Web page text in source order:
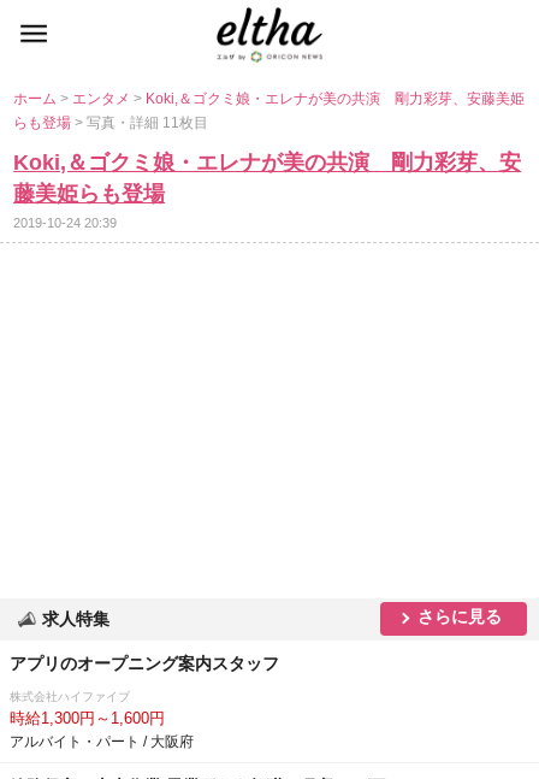
ホーム> エンタメ> Koki,＆ゴクミ娘・エレナが美の共演 剛力彩芽、安藤美姫
らも登場> 写真・詳細 11枚目
Koki,＆ゴクミ娘・エレナが美の共演 剛力彩芽、安
藤美姫らも登場
2019-10-24 20:39
求人特集 さらに見る
アプリのオープニング案内スタッフ
株式会社ハイファイブ
時給1,300円～1,600円
アルバイト・パート / 大阪府